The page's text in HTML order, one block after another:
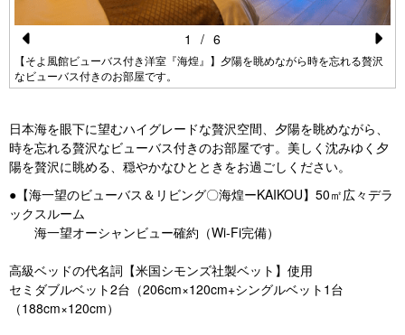
Pr
e
o
u
s
【そよ風館ビューバス付き洋室『海煌』】夕陽を眺めながら時を忘れる贅沢
なビューバス付きのお部屋です。
N
e
1 / 6
日本海を眼下に望むハイグレードな贅沢空間、夕陽を眺めながら、
時を忘れる贅沢なビューバス付きのお部屋です。美しく沈みゆく夕
陽を贅沢に眺める、穏やかなひとときをお過ごしください。
●【海一望のビューバス＆リビング〇海煌ーKAIKOU】50㎡広々デラ
ックスルーム
海一望オーシャンビュー確約（Wi-Fi完備）
高級ベッドの代名詞【米国シモンズ社製ベット】使用
セミダブルベット2台（206cm×120cm+シングルベット1台
（188cm×120cm）